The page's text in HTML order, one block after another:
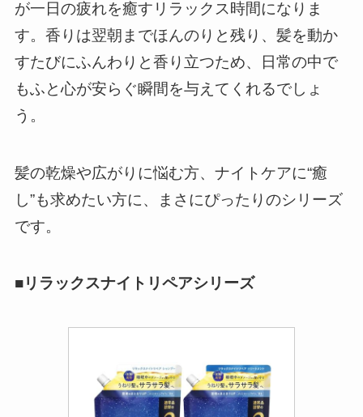
が一日の疲れを癒すリラックス時間になりま
す。香りは翌朝までほんのりと残り、髪を動か
すたびにふんわりと香り立つため、日常の中で
もふと心が安らぐ瞬間を与えてくれるでしょ
う。
髪の乾燥や広がりに悩む方、ナイトケアに“癒
し”も求めたい方に、まさにぴったりのシリーズ
です。
■リラックスナイトリペアシリーズ